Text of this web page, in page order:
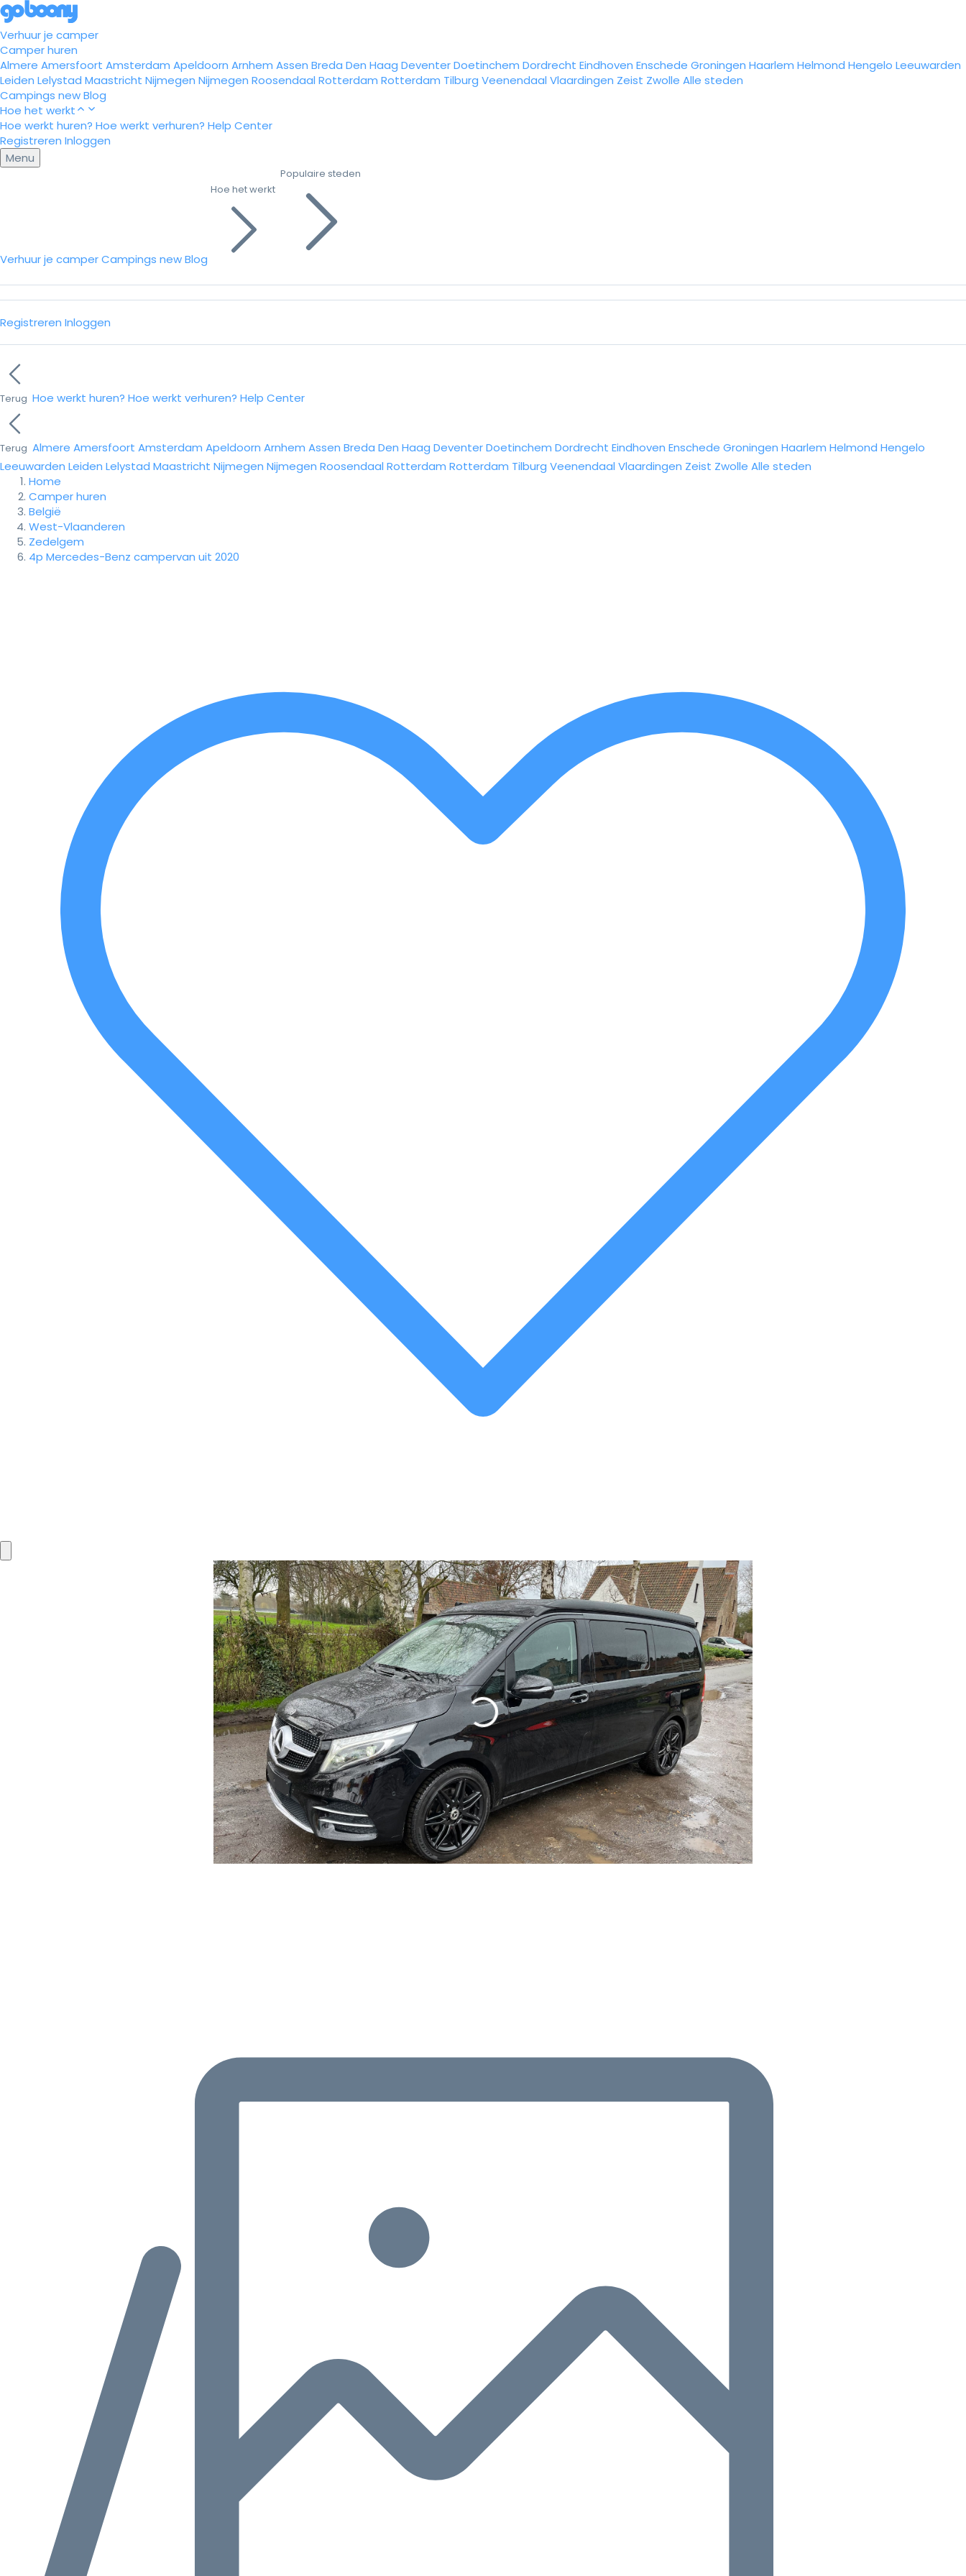
Verhuur je camper
Camper huren
Almere Amersfoort Amsterdam Apeldoorn Arnhem Assen Breda Den Haag DeventerDoetinchem Dordrecht Eindhoven Enschede Groningen Haarlem Helmond Hengelo Leeuwarden
Leiden Lelystad Maastricht Nijmegen Nijmegen Roosendaal Rotterdam Rotterdam Tilburg Veenendaal Vlaardingen Zeist Zwolle Alle steden
Campings newBlog
Hoe het werkt
Hoe werkt huren? Hoe werkt verhuren? Help Center
Registreren Inloggen
Menu
Verhuur je camperCampings newBlog
Hoe het werkt
Populaire steden
Registreren Inloggen
Terug Hoe werkt huren? Hoe werkt verhuren? Help Center
Terug Almere Amersfoort Amsterdam Apeldoorn Arnhem Assen Breda Den Haag DeventerDoetinchem Dordrecht Eindhoven Enschede Groningen Haarlem Helmond Hengelo
Leeuwarden Leiden Lelystad Maastricht Nijmegen Nijmegen Roosendaal Rotterdam Rotterdam Tilburg Veenendaal Vlaardingen Zeist Zwolle Alle steden
Home
Camper huren
België
West-Vlaanderen
Zedelgem
4p Mercedes-Benz campervan uit 2020